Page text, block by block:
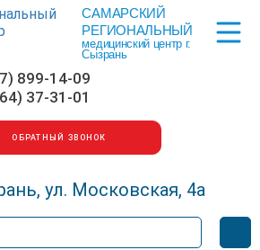
ул. Московская, 4а
САМАРСКИЙ
РЕГИОНАЛЬНЫЙ
медицинский центр г.
Сызрань
Меню
899-14-09
37-31-01
ОБРАТНЫЙ ЗВОНОК